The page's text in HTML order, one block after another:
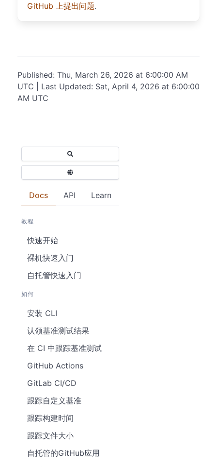
Docs API Learn
教程
快速开始
裸机快速入门
自托管快速入门
如何
安装 CLI
认领基准测试结果
在 CI 中跟踪基准测试
GitHub Actions
GitLab CI/CD
跟踪自定义基准
跟踪构建时间
跟踪文件大小
自托管的GitHub应用
GitHub 上提出问题.
Published: Thu, March 26, 2026 at 6:00:00 AM
UTC | Last Updated: Sat, April 4, 2026 at 6:00:00
AM UTC